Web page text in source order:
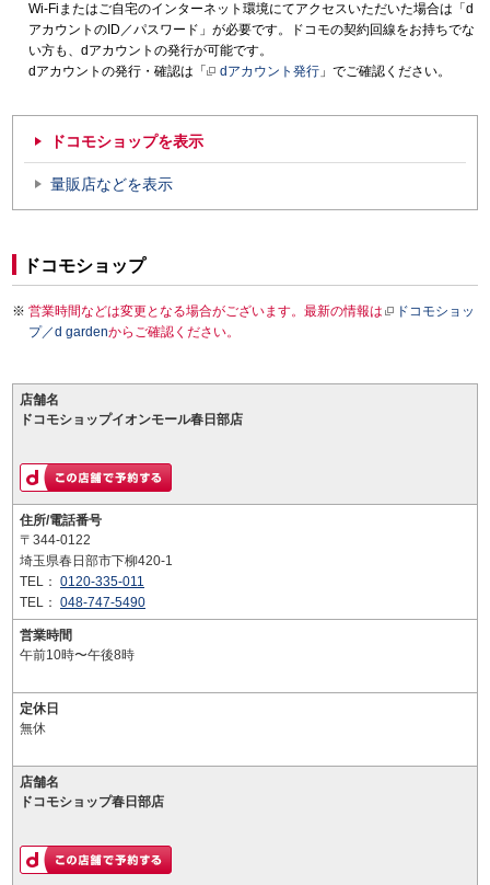
Wi-Fiまたはご自宅のインターネット環境にてアクセスいただいた場合は「d
アカウントのID／パスワード」が必要です。ドコモの契約回線をお持ちでな
い方も、dアカウントの発行が可能です。
dアカウントの発行・確認は「
dアカウント発行 」でご確認ください。
ドコモショップを表示
量販店などを表示
ドコモショップ
営業時間などは変更となる場合がございます。最新の情報は
ドコモショッ
プ／d gardenからご確認ください。
店舗名
ドコモショップイオンモール春日部店
住所/電話番号
〒344-0122
埼玉県春日部市下柳420-1
TEL： 0120-335-011
TEL： 048-747-5490
営業時間
午前10時〜午後8時
定休日
無休
店舗名
ドコモショップ春日部店